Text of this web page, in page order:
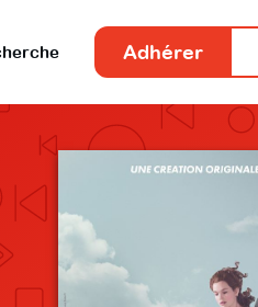
Adhérer